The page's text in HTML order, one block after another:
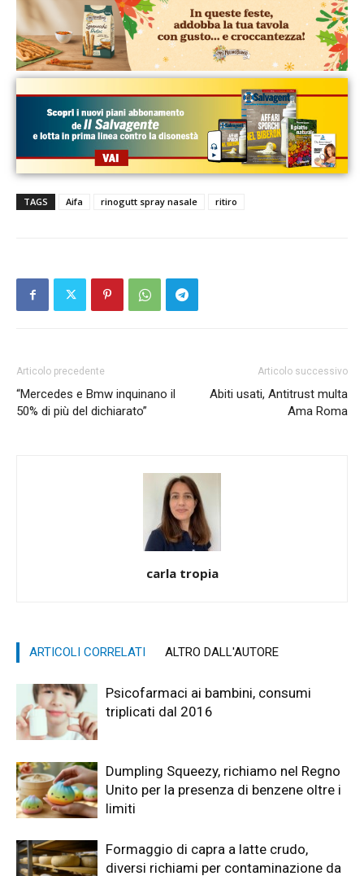
TAGS Aifa rinogutt spray nasale ritiro
Articolo precedente
“Mercedes e Bmw inquinano il
50% di più del dichiarato”
Articolo successivo
Abiti usati, Antitrust multa
Ama Roma
carla tropia
ARTICOLI CORRELATI ALTRO DALL'AUTORE
Psicofarmaci ai bambini, consumi
triplicati dal 2016
Dumpling Squeezy, richiamo nel Regno
Unito per la presenza di benzene oltre i
limiti
Formaggio di capra a latte crudo,
diversi richiami per contaminazione da